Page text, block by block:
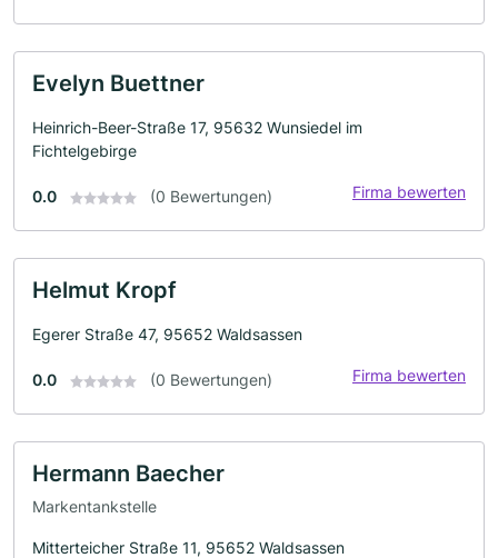
Evelyn Buettner
Heinrich-Beer-Straße 17, 95632 Wunsiedel im
Fichtelgebirge
0.0 (0 Bewertungen) Firma bewerten
Helmut Kropf
Egerer Straße 47, 95652 Waldsassen
0.0 (0 Bewertungen) Firma bewerten
Hermann Baecher
Markentankstelle
Mitterteicher Straße 11, 95652 Waldsassen